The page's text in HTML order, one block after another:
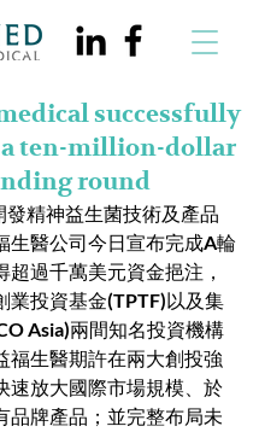
successfully
a ten-million-dollar
round
發精神益生菌技術及產品
生醫公司今日宣布完成A輪
超過千萬美元資金挹注，
業投資基金(TPTF)以及集
Asia)兩間知名投資機構
福生醫期許在兩大創投強
速放大國際市場規模、於
品牌產品；並完整布局未